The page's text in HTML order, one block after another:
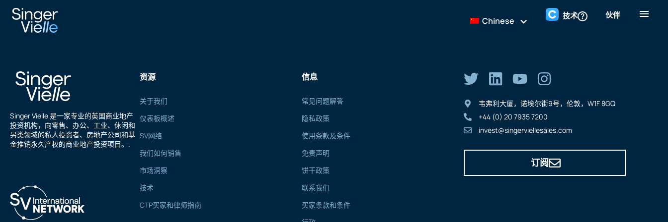
Chinese 技术 伙伴
纳维德·艾哈迈德
Singer Vielle 是一家专业的英国商业地产
投资机构，向零售、办公、工业、休闲和
另类领域的私人投资者、房地产公司和基
金推销永久产权的商业地产投资项目。.
资源
关于我们
仪表板概述
SV网络
我们如何销售
市场洞察
技术
CTP买家和律师指南
信息
常见问题解答
隐私政策
使用条款及条件
免责声明
饼干政策
联系我们
买家条款和条件
韦弗利大厦，诺埃尔街9号，伦敦，W1F 8GQ
+44 (0) 20 7935 7200
invest@singerviellesales.com
订阅